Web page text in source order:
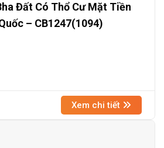
Đất Có Thổ Cư Mặt Tiền
– CB1247(1094)
Xem chi tiết